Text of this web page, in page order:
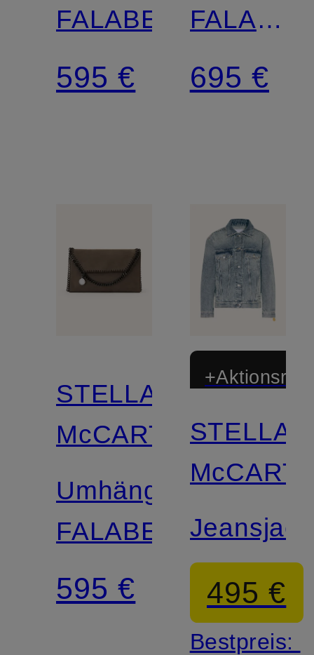
FALABELLA
595 €
MINI
695 €
STELLA
McCARTNEY
Umhängetasche
FALABELLA
595 €
STELLA
495 €
Bestpreis: